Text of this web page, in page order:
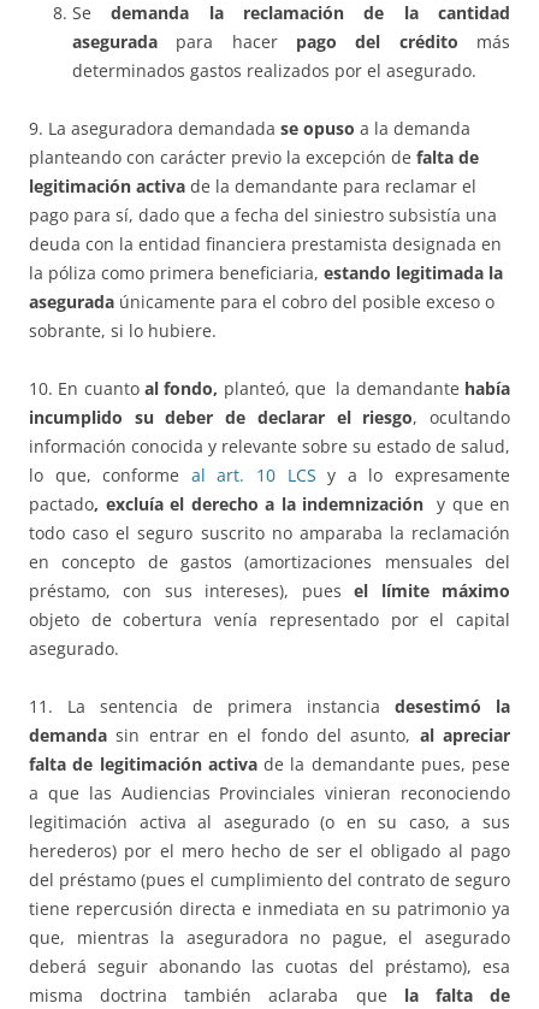
Sedemanda la reclamación de la cantidad
asegurada para hacer pago del crédito más
determinados gastos realizados por el asegurado.
9. La aseguradora demandada se opuso a la demanda
planteando con carácter previo la excepción de falta de
legitimación activa de la demandante para reclamar el
pago para sí, dado que a fecha del siniestro subsistía una
deuda con la entidad financiera prestamista designada en
la póliza como primera beneficiaria, estando legitimada la
asegurada únicamente para el cobro del posible exceso o
sobrante, si lo hubiere.
10. En cuanto al fondo, planteó, que la demandante había
incumplido su deber de declarar el riesgo, ocultando
información conocida y relevante sobre su estado de salud,
lo que, conforme al art. 10 LCS y a lo expresamente
pactado, excluía el derecho a la indemnización y que en
todo caso el seguro suscrito no amparaba la reclamación
en concepto de gastos (amortizaciones mensuales del
préstamo, con sus intereses), puesel límite máximo
objeto de cobertura venía representado por el capital
asegurado.
11. La sentencia de primera instancia desestimó la
demanda sin entrar en el fondo del asunto, al apreciar
falta de legitimación activade la demandante pues, pese
a que las Audiencias Provinciales vinieran reconociendo
legitimación activa al asegurado (o en su caso, a sus
herederos) por el mero hecho de ser el obligado al pago
del préstamo (pues el cumplimiento del contrato de seguro
tiene repercusión directa e inmediata en su patrimonio ya
que, mientras la aseguradora no pague, el asegurado
deberá seguir abonando las cuotas del préstamo), esa
misma doctrina también aclaraba que la falta de